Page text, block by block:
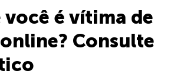
você é vítima de
Consulte